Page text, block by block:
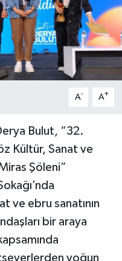
A- A+
Bulut, “32.
Kültür, Sanat ve
Şöleni”
ve ebru sanatının
bir araya
yoğun